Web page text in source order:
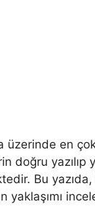
üzerinde en
doğru
Bu
yaklaşımı